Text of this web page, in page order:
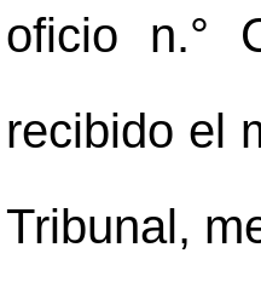
oficio n.°
recibido el
Tribunal,